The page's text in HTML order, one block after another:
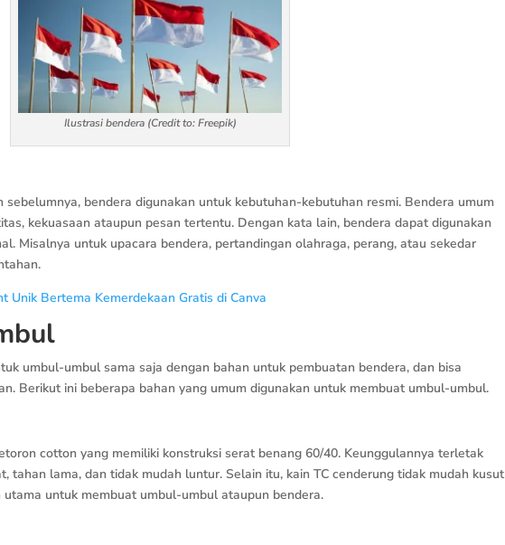
Ilustrasi bendera (Credit to: Freepik)
bendera digunakan untuk kebutuhan-kebutuhan resmi. Bendera umum
kekuasaan ataupun pesan tertentu. Dengan kata lain, bendera dapat digunakan
Misalnya untuk upacara bendera, pertandingan olahraga, perang, atau sekedar
Unik Bertema Kemerdekaan Gratis di Canva
umbul-umbul sama saja dengan bahan untuk pembuatan bendera, dan bisa
Berikut ini beberapa bahan yang umum digunakan untuk membuat umbul-umbul.
cotton yang memiliki konstruksi serat benang 60/40. Keunggulannya terletak
tahan lama, dan tidak mudah luntur. Selain itu, kain TC cenderung tidak mudah kusut
untuk membuat umbul-umbul ataupun bendera.